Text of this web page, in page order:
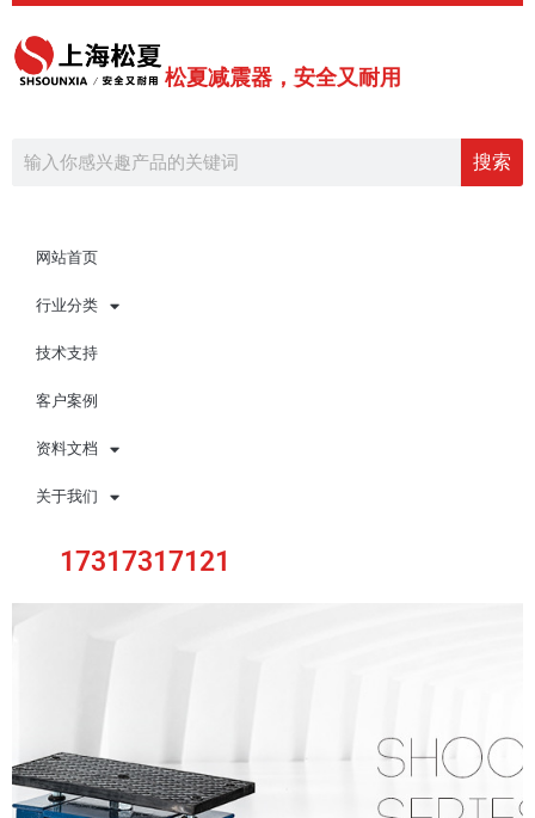
跳
内
松夏减震器，安全又耐用
搜索
网站首页
行业分类
技术支持
客户案例
资料文档
关于我们
17317317121